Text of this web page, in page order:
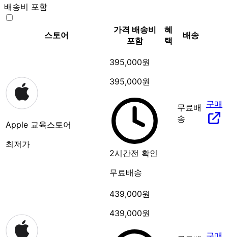
배송비 포함
스토어
가격 배송비
포함
혜
택
배송
Apple 교육스토어
최저가
395,000원
395,000원
2시간전 확인
무료배송
무료배
송
구매
439,000원
439,000원